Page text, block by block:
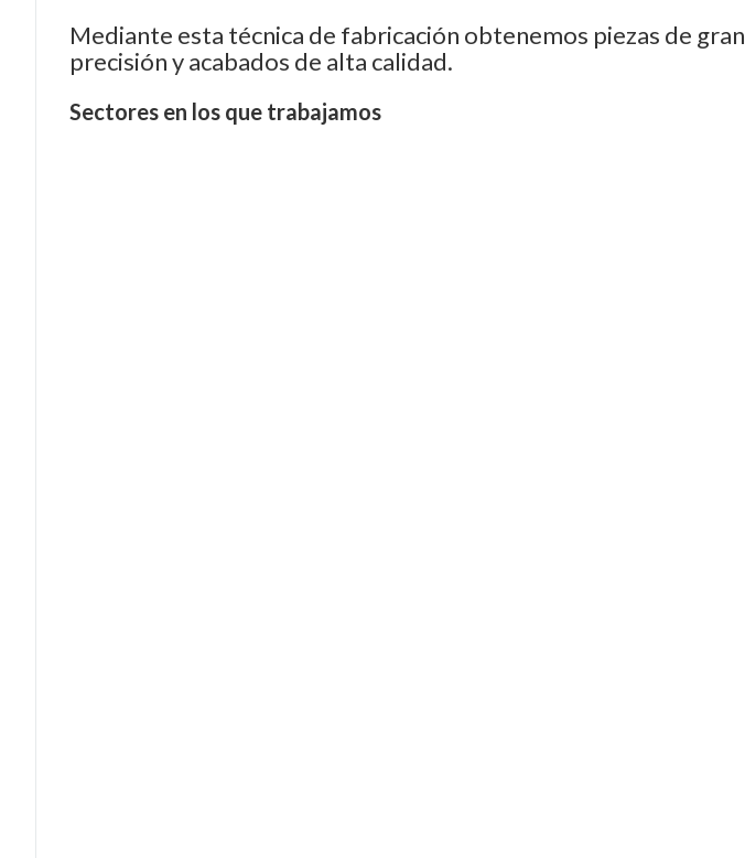
Mediante esta técnica de fabricación obtenemos piezas de gran
precisión y acabados de alta calidad.
Sectores en los que trabajamos